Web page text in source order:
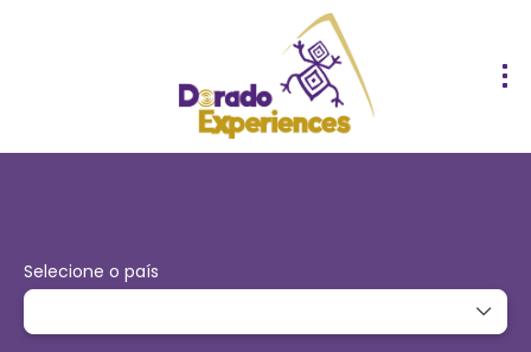
Selecione o país